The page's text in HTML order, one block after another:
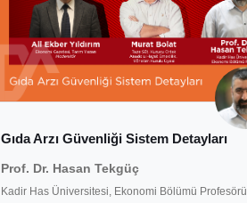
Gıda Arzı Güvenliği Sistem Detayları
Prof. Dr. Hasan Tekgüç
Kadir Has Üniversitesi, Ekonomi Bölümü Profesörü